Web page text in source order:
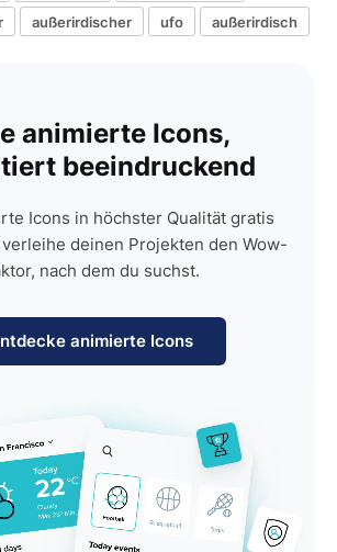
außerirdischer ufo außerirdisch
animierte Icons,
beeindruckend
Icons in höchster Qualität gratis
deinen Projekten den Wow-
nach dem du suchst.
animierte Icons